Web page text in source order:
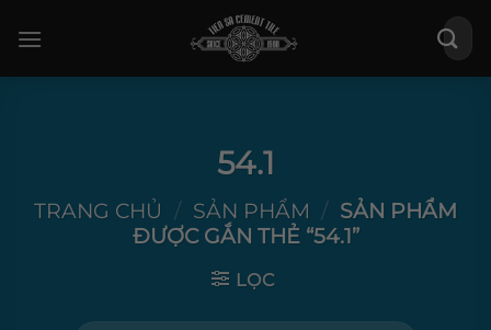
qua
Tìm
kiếm:
54.1
TRANG CHỦ / SẢN PHẨM / SẢN PHẨM
ĐƯỢC GẮN THẺ “54.1”
LỌC